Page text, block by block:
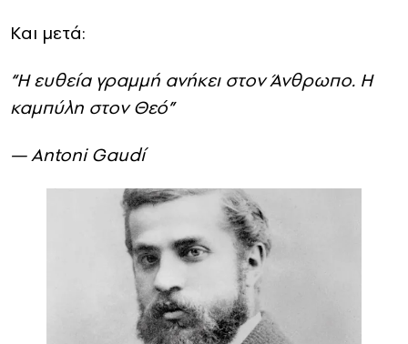
Και μετά:
“Η ευθεία γραμμή ανήκει στον Άνθρωπο. Η
καμπύλη στον Θεό”
— Antoni Gaudí